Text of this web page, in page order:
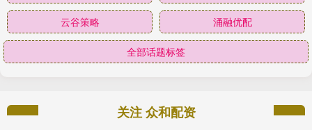
云谷策略 涌融优配
全部话题标签
关注 众和配资